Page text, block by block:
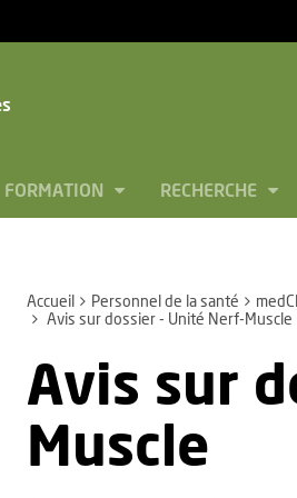
FORMATION RECHERCHE
Accueil Personnel de la santé
Avis sur dossier - Unité Nerf-Muscle
Avis sur
Muscle